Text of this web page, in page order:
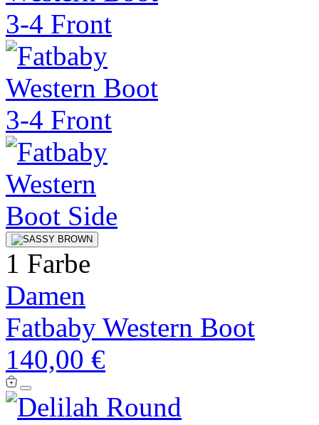
1 Farbe
Damen
Fatbaby Western Boot
140,00 €